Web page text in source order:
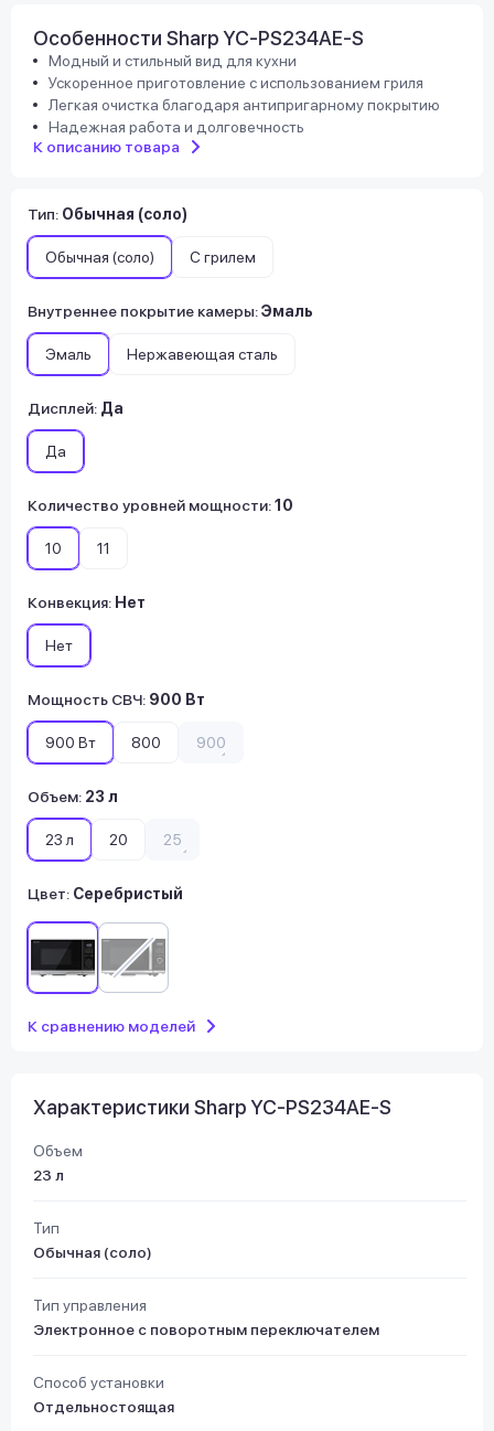
Особенности Sharp YC-PS234AE-S
Модный и стильный вид для кухни
Ускоренное приготовление с использованием гриля
Легкая очистка благодаря антипригарному покрытию
Надежная работа и долговечность
К описанию товара
Тип: Обычная (соло)
Обычная (соло) С грилем
Внутреннее покрытие камеры:Эмаль
Эмаль Нержавеющая сталь
Дисплей: Да
Да
Количество уровней мощности:10
10 11
Конвекция: Нет
Нет
Мощность СВЧ: 900 Вт
900 Вт 800 900
Объем: 23 л
23 л 20 25
Цвет: Серебристый
К сравнению моделей
Характеристики Sharp YC-PS234AE-S
Объем
23 л
Тип
Обычная (соло)
Тип управления
Электронное с поворотным переключателем
Способ установки
Отдельностоящая